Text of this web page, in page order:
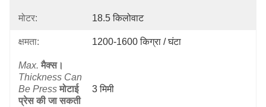
मोटर: 18.5 किलोवाट
क्षमता: 1200-1600 किग्रा / घंटा
Max. मैक्स।
Thickness Can
Be Press मोटाई
प्रेस की जा सकती
3 मिमी